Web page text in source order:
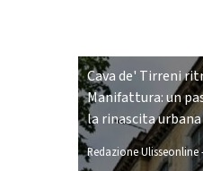
Cava de' Tirreni
Manifattura: un
la rinascita urbana
Redazione Ulisseonline